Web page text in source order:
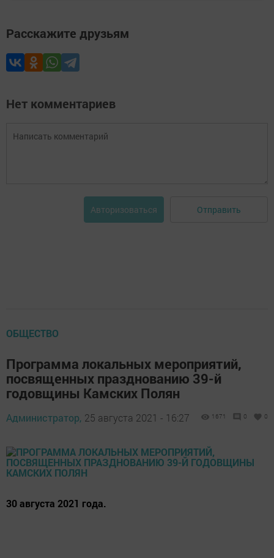
Расскажите друзьям
Нет комментариев
Авторизоваться Отправить
ОБЩЕСТВО
Программа локальных мероприятий,
посвященных празднованию 39-й
годовщины Камских Полян
Администратор, 25 августа 2021 - 16:27 1671 0 0
30 августа 2021 года.